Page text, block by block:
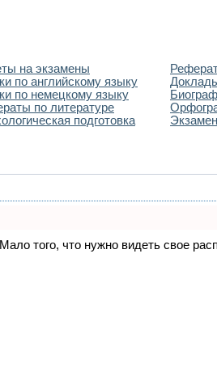
на экзамены
по английскому языку
по немецкому языку
по литературе
подготовка
того, что нужно видеть свое